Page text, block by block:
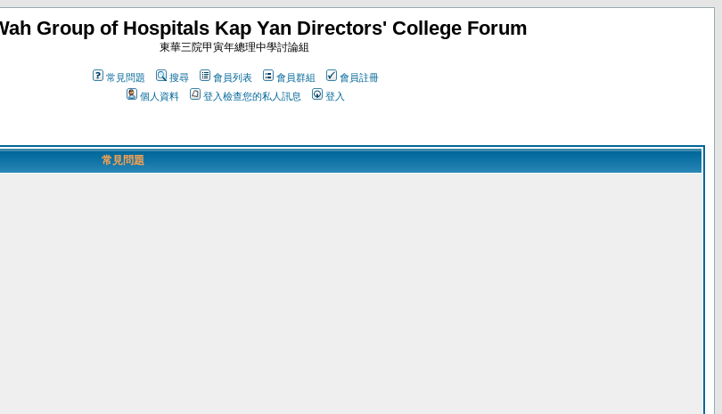
Group of Hospitals Kap Yan Directors' College Forum
東華三院甲寅年總理中學討論組
常見問題 搜尋 會員列表 會員群組
會員註冊
個人資料
登入檢查您的私人訊息 登入
常見問題